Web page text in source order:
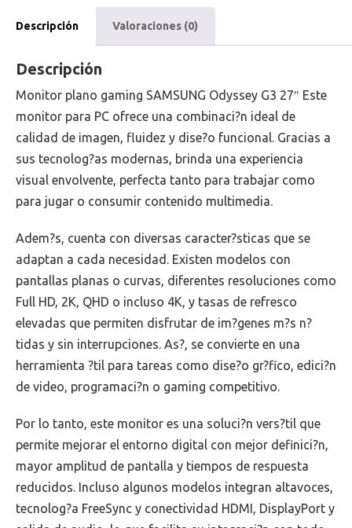
Descripción Valoraciones (0)
Descripción
Monitor plano gaming SAMSUNG Odyssey G3 27″ Este
monitor para PC ofrece una combinaci?n ideal de
calidad de imagen, fluidez y dise?o funcional. Gracias a
sus tecnolog?as modernas, brinda una experiencia
visual envolvente, perfecta tanto para trabajar como
para jugar o consumir contenido multimedia.
Adem?s, cuenta con diversas caracter?sticas que se
adaptan a cada necesidad. Existen modelos con
pantallas planas o curvas, diferentes resoluciones como
Full HD, 2K, QHD o incluso 4K, y tasas de refresco
elevadas que permiten disfrutar de im?genes m?s n?
tidas y sin interrupciones. As?, se convierte en una
herramienta ?til para tareas como dise?o gr?fico, edici?n
de video, programaci?n o gaming competitivo.
Por lo tanto, este monitor es una soluci?n vers?til que
permite mejorar el entorno digital con mejor definici?n,
mayor amplitud de pantalla y tiempos de respuesta
reducidos. Incluso algunos modelos integran altavoces,
tecnolog?a FreeSync y conectividad HDMI, DisplayPort y